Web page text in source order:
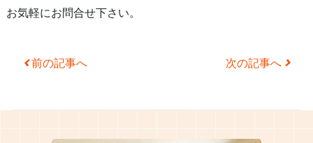
お気軽にお問合せ下さい。
Post navigation
前の記事へ 次の記事へ